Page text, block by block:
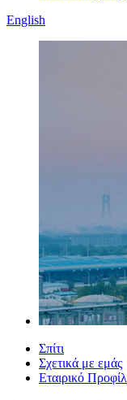
English
Σπίτι
Σχετικά με εμάς
Εταιρικό Προφίλ